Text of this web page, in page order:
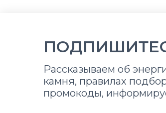
Рассказываем об
камня, правилах
промокоды,